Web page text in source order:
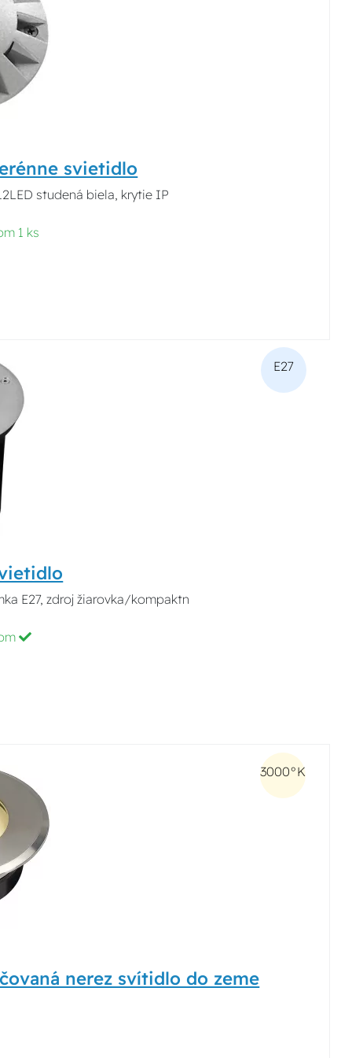
svietidlo
studená biela, krytie IP
1 ks
E27
E27, zdroj žiarovka/kompaktn
3000°K
nerez svítidlo do zeme